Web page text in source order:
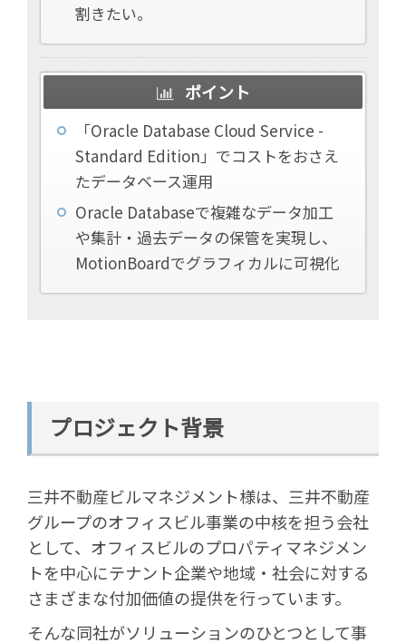
割きたい。
ポイント
「Oracle Database Cloud Service -
Standard Edition」でコストをおさえ
たデータベース運用
Oracle Databaseで複雑なデータ加工
や集計・過去データの保管を実現し、
MotionBoardでグラフィカルに可視化
プロジェクト背景
三井不動産ビルマネジメント様は、三井不動産
グループのオフィスビル事業の中核を担う会社
として、オフィスビルのプロパティマネジメン
トを中心にテナント企業や地域・社会に対する
さまざまな付加価値の提供を行っています。
そんな同社がソリューションのひとつとして事